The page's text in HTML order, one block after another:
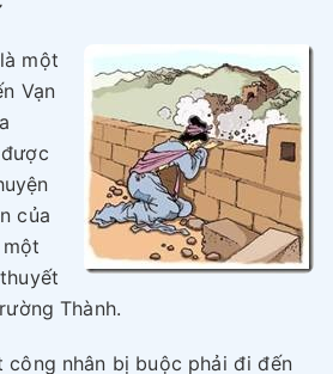
một
Vạn
của
Thành.
công nhân bị buộc phải đi đến